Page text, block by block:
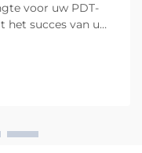
voor uw PDT-
het succes van uw
dringen op
en activeren